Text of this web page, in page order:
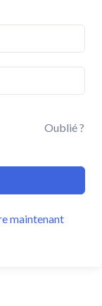
Oublié ?
maintenant